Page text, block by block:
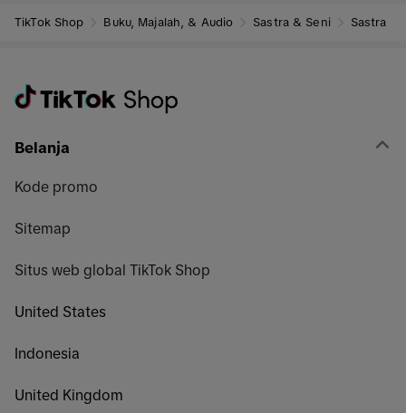
TikTok Shop Buku, Majalah, & Audio Sastra & Seni Sastra
Belanja
Kode promo
Sitemap
Situs web global TikTok Shop
United States
Indonesia
United Kingdom